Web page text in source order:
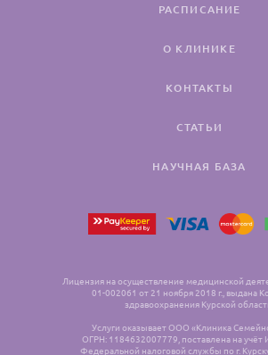
РАСПИСАНИЕ
О КЛИНИКЕ
КОНТАКТЫ
СТАТЬИ
НАУЧНАЯ БАЗА
Лицензия на осуществление медицинской
01-002061 от 21 ноября 2018 г., выдана
здравоохранения Курской
Услуги оказывает ООО «Клиника
ОГРН: 1184632007779, поставлена на учёт
Федеральной налоговой службы по г.